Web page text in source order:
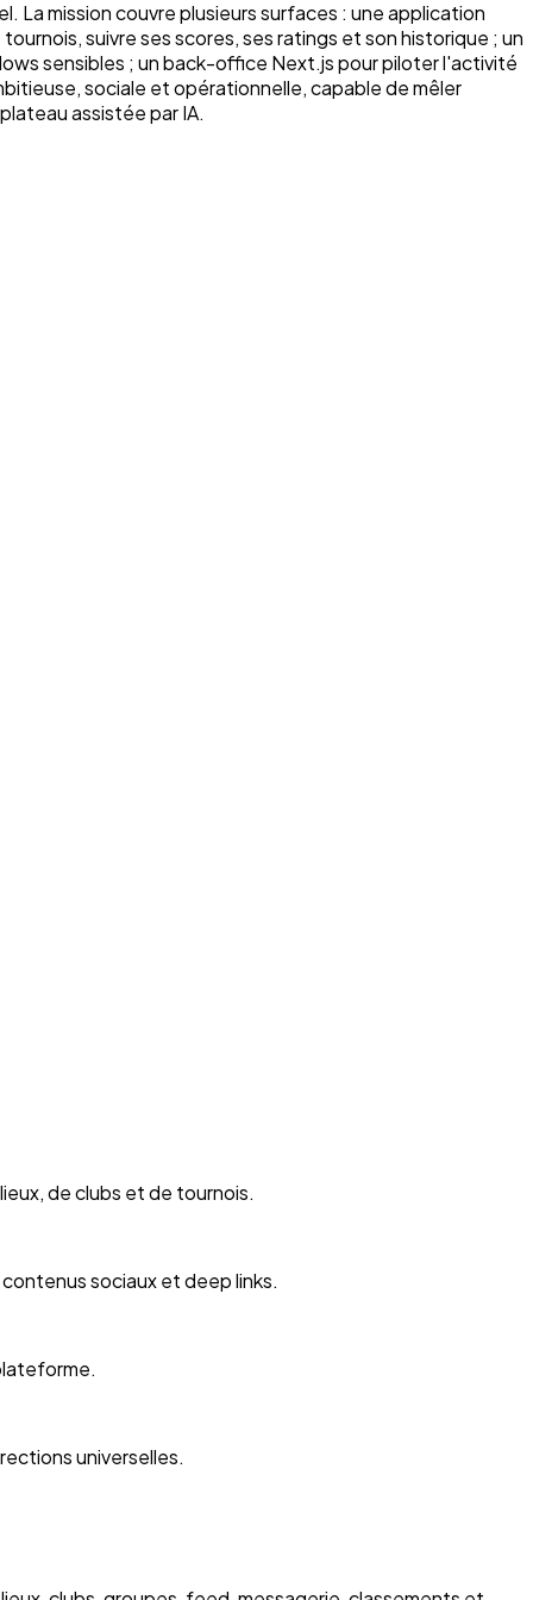
mission couvre plusieurs surfaces : une application
suivre ses scores, ses ratings et son historique ; un
sensibles ; un back-office Next.js pour piloter l'activité
sociale et opérationnelle, capable de mêler
assistée par IA.
de clubs et de tournois.
sociaux et deep links.
universelles.